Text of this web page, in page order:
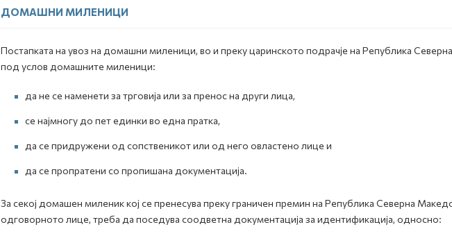
ДОМАШНИ МИЛЕНИЦИ
Постапката на увоз на домашни миленици, во и преку царинското подрачје на Република
под услов домашните миленици:
да не се наменети за трговија или за пренос на други лица,
се најмногу до пет единки во една пратка,
да се придружени од сопственикот или од него овластено лице и
да се пропратени со пропишана документација.
За секој домашен миленик кој се пренесува преку граничен премин на Република Северна
одговорното лице, треба да поседува соодветна документација за идентификација, односно: